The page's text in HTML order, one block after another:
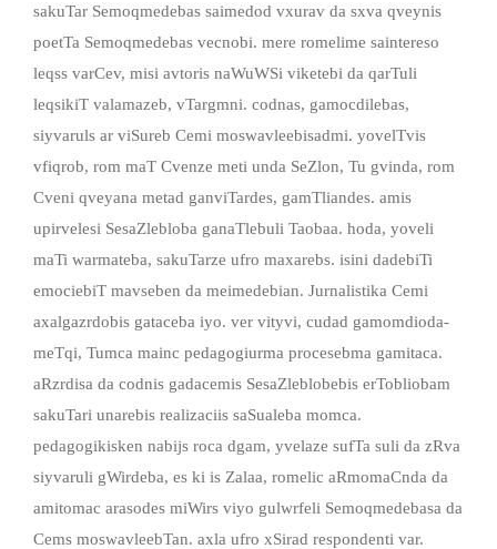
sakuTar Semoqmedebas saimedod vxurav da sxva qveynis
poetTa Semoqmedebas vecnobi. mere romelime saintereso
leqss varCev, misi avtoris naWuWSi viketebi da qarTuli
leqsikiT valamazeb, vTargmni. codnas, gamocdilebas,
siyvaruls ar viSureb Cemi moswavleebisadmi. yovelTvis
vfiqrob, rom maT Cvenze meti unda SeZlon, Tu gvinda, rom
Cveni qveyana metad ganviTardes, gamTliandes. amis
upirvelesi SesaZlebloba ganaTlebuli Taobaa. hoda, yoveli
maTi warmateba, sakuTarze ufro maxarebs. isini dadebiTi
emociebiT mavseben da meimedebian. Jurnalistika Cemi
axalgazrdobis gataceba iyo. ver vityvi, cudad gamomdioda-
meTqi, Tumca mainc pedagogiurma procesebma gamitaca.
aRzrdisa da codnis gadacemis SesaZleblobebis erTobliobam
sakuTari unarebis realizaciis saSualeba momca.
pedagogikisken nabijs roca dgam, yvelaze sufTa suli da zRva
siyvaruli gWirdeba, es ki is Zalaa, romelic aRmomaCnda da
amitomac arasodes miWirs viyo gulwrfeli Semoqmedebasa da
Cems moswavleebTan. axla ufro xSirad respondenti var.